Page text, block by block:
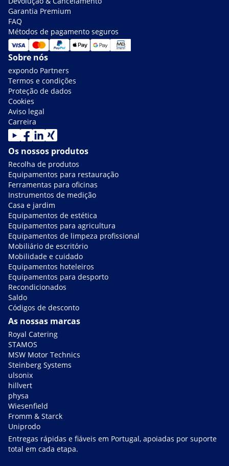
Garantia Premium
FAQ
Métodos de pagamento seguros
Sobre nós
expondo Partners
Termos e condições
Proteção de dados
Cookies
Aviso legal
Carreira
Os nossos produtos
Recolha de produtos
Equipamentos para restauração
Ferramentas para oficinas
Instrumentos de medição
Casa e jardim
Equipamentos de estética
Equipamentos para agricultura
Equipamentos de limpeza profissional
Mobiliário de escritório
Mobilidade e cuidado
Equipamentos hoteleiros
Equipamentos para desporto
Recondicionados
Saldo
Códigos de desconto
As nossas marcas
Royal Catering
STAMOS
MSW Motor Technics
Steinberg Systems
ulsonix
hillvert
physa
Wiesenfield
Fromm & Starck
Uniprodo
Entregas rápidas e fiáveis em Portugal, apoiadas por suporte
total em cada etapa.